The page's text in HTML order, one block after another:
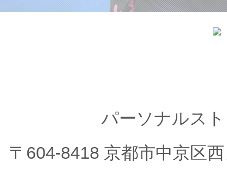
パーソナルス
〒604-8418 京都市中京区